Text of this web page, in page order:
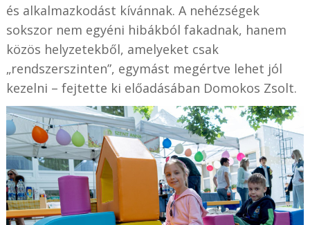
és alkalmazkodást kívánnak. A nehézségek
sokszor nem egyéni hibákból fakadnak, hanem
közös helyzetekből, amelyeket csak
„rendszerszinten”, egymást megértve lehet jól
kezelni – fejtette ki előadásában Domokos Zsolt.